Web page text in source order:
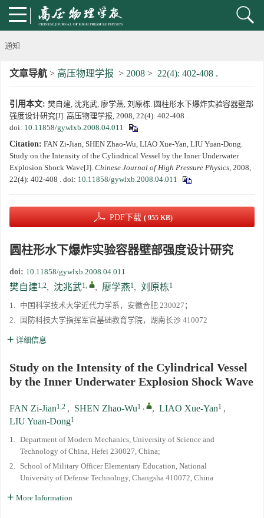
通知
《高压物理学报》第三届青年编委会招募启事
第五届高压科学卓越青年学者评选通知
2024年上海光源同步辐射大压机实验技术培训班通知
动载下材料物性机器学习与高通量研究专刊征稿启事
《高压物理学报》第二届青年编委会招募启事
《高压物理学报》2023年度优秀审稿人和优秀论文评选结果
第十四届全国爆炸力学学术会议 第二轮通知
第二十一届中国高压科学学术会议第一轮通知
通知
《高压物理学报》第三届青年编委会招募启事
文章导航 > 高压物理学报 > 2008 > 22(4): 402-408 .
引用本文: 樊自建, 沈兆武, 廖学燕, 刘原栋. 圆柱形水下爆炸实验容器壁部
强度设计研究[J]. 高压物理学报, 2008, 22(4): 402-408 .
doi: 10.11858/gywlxb.2008.04.011
Citation: FAN Zi-Jian, SHEN Zhao-Wu, LIAO Xue-Yan, LIU Yuan-Dong.
Study on the Intensity of the Cylindrical Vessel by the Inner Underwater
Explosion Shock Wave[J]. Chinese Journal of High Pressure Physics, 2008,
22(4): 402-408 . doi: 10.11858/gywlxb.2008.04.011
PDF下载 ( 955 KB)
圆柱形水下爆炸实验容器壁部强度设计研究
doi: 10.11858/gywlxb.2008.04.011
樊自建1,2, 沈兆武1, , 廖学燕1, 刘原栋1
1. 中国科学技术大学近代力学系，安徽合肥 230027；
2.
国防科技大学指挥军官基础教育学院，湖南长沙 410072
详细信息
Study on the Intensity of the Cylindrical Vessel
by the Inner Underwater Explosion Shock Wave
FAN Zi-Jian1,2 , SHEN Zhao-Wu1 , , LIAO Xue-Yan1 ,
LIU Yuan-Dong1
1. Department of Modern Mechanics, University of Science and
Technology of China, Hefei 230027, China;
2. School of Military Officer Elementary Education, National
University of Defense Technology, Changsha 410072, China
More Information